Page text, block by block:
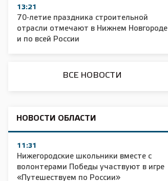
13:21
70-летие праздника строительной
отрасли отмечают в Нижнем Новгороде
и по всей России
ВСЕ НОВОСТИ
НОВОСТИ ОБЛАСТИ
11:31
Нижегородские школьники вместе с
волонтерами Победы участвуют в игре
«Путешествуем по России»